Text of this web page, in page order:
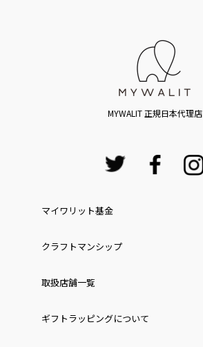
MYWALIT 正規日本代理店
マイワリット基金
クラフトマンシップ
取扱店舗一覧
ギフトラッピングについて